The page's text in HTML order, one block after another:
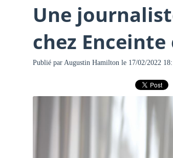
Une
chez
Publié par Augustin Hamiltonle 17/02/2022